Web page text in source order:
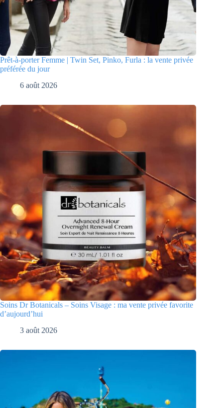
Prêt-à-porter Femme | Twin Set, Pinko, Furla : la vente privée
préférée du jour
6 août 2026
Soins Dr Botanicals – Soins Visage : ma vente privée favorite
d’aujourd’hui
3 août 2026